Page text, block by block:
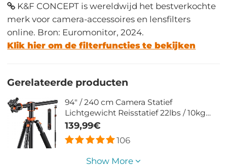
K&F CONCEPT is wereldwijd het bestverkochte
merk voor camera-accessoires en lensfilters
online. Bron: Euromonitor, 2024.
Klik hier om de filterfuncties te bekijken
Gerelateerde producten
94" / 240 cm Camera Statief
Lichtgewicht Reisstatief 22lbs / 10kg
Belasting met Afneembare Monopod
voor DSLR SLR T254A8+BH-28L
(SA254T1)
139,99€
106
Show More